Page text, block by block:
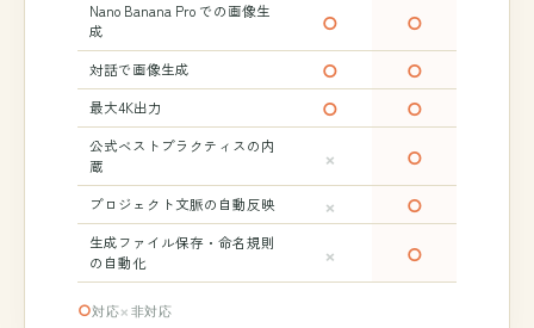
Nano Banana Pro での画像生
成
○ ○
対話で画像生成 ○ ○
最大4K出力 ○ ○
公式ベストプラクティスの内
蔵
× ○
プロジェクト文脈の自動反映 × ○
生成ファイル保存・命名規則
の自動化
× ○
○対応× 非対応